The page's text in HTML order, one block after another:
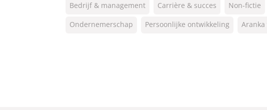
NUR:
801
Type:
E-book
Bedrijf & management Carrière & succes
Non-fictie
Ondernemerschap
Persoonlijke ontwikkeling